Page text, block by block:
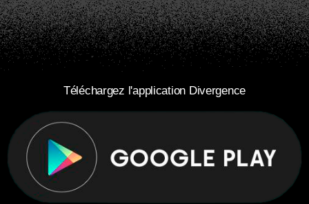
Téléchargez l'application Divergence